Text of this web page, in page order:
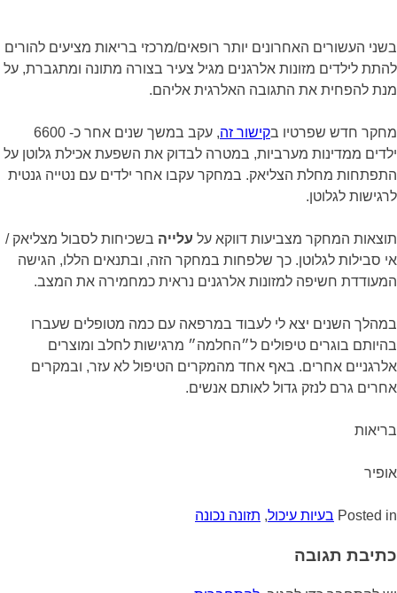
בשני העשורים האחרונים יותר רופאים/מרכזי בריאות מציעים להורים
להתת לילדים מזונות אלרגנים מגיל צעיר בצורה מתונה ומתגברת, על
מנת להפחית את התגובה האלרגית אליהם.
מחקר חדש שפרטיו בקישור זה
, עקב במשך שנים אחר כ- 6600
ילדים ממדינות מערביות, במטרה לבדוק את השפעת אכילת גלוטן על
התפתחות מחלת הצליאק. במחקר עקבו אחר ילדים עם נטייה גנטית
לרגישות לגלוטן.
תוצאות המחקר מצביעות דווקא על עלייה בשכיחות לסבול מצליאק /
אי סבילות לגלוטן. כך שלפחות במחקר הזה, ובתנאים הללו, הגישה
המעודדת חשיפה למזונות אלרגנים נראית כמחמירה את המצב.
במהלך השנים יצא לי לעבוד במרפאה עם כמה מטופלים שעברו
בהיותם בוגרים טיפולים ל״החלמה״ מרגישות לחלב ומוצרים
אלרגניים אחרים. באף אחד מהמקרים הטיפול לא עזר, ובמקרים
אחרים גרם לנזק גדול לאותם אנשים.
בריאות
אופיר
Posted in בעיות עיכול, תזונה נכונה
כתיבת תגובה